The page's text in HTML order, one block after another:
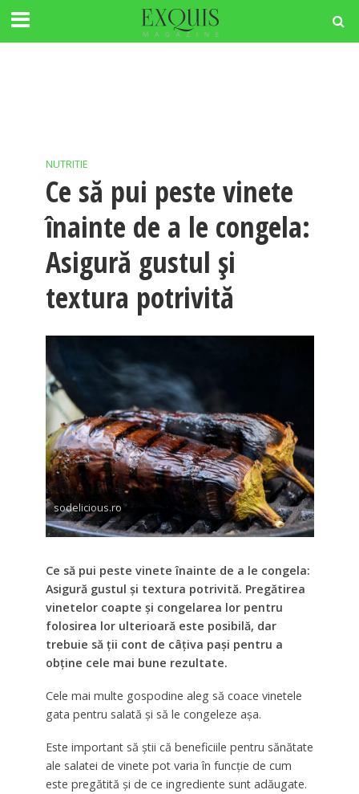
NUTRITIE
Ce să pui peste vinete
înainte de a le congela:
Asigură gustul și
textura potrivită
sodelicious.ro
Ce să pui peste vinete înainte de a le congela:
Asigură gustul și textura potrivită. Pregătirea
vinetelor coapte și congelarea lor pentru
folosirea lor ulterioară este posibilă, dar
trebuie să ții cont de câțiva pași pentru a
obține cele mai bune rezultate.
Cele mai multe gospodine aleg să coace vinetele
gata pentru salată și să le congeleze așa.
Este important să știi că beneficiile pentru sănătate
ale salatei de vinete pot varia în funcție de cum
este pregătită și de ce ingrediente sunt adăugate.